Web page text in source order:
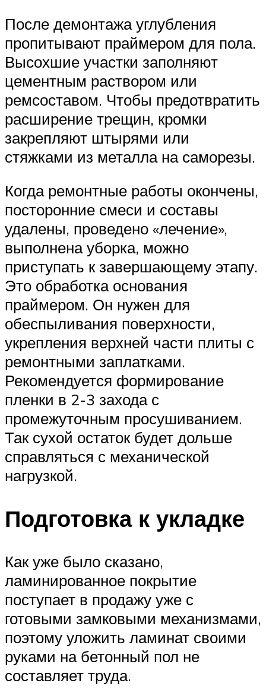
После демонтажа углубления
пропитывают праймером для пола.
Высохшие участки заполняют
цементным раствором или
ремсоставом. Чтобы предотвратить
расширение трещин, кромки
закрепляют штырями или
стяжками из металла на саморезы.
Когда ремонтные работы окончены,
посторонние смеси и составы
удалены, проведено «лечение»,
выполнена уборка, можно
приступать к завершающему этапу.
Это обработка основания
праймером. Он нужен для
обеспыливания поверхности,
укрепления верхней части плиты с
ремонтными заплатками.
Рекомендуется формирование
пленки в 2-3 захода с
промежуточным просушиванием.
Так сухой остаток будет дольше
справляться с механической
нагрузкой.
Подготовка к укладке
Как уже было сказано,
ламинированное покрытие
поступает в продажу уже с
готовыми замковыми механизмами,
поэтому уложить ламинат своими
руками на бетонный пол не
составляет труда.